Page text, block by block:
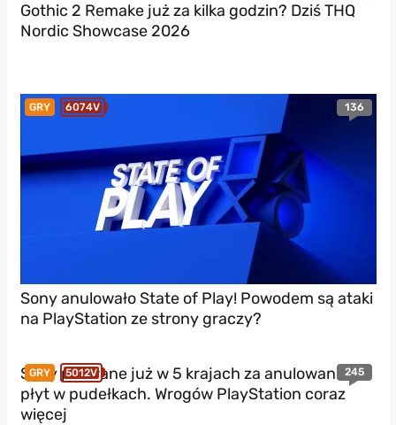
Gothic 2 Remake już za kilka godzin? Dziś THQ
Nordic Showcase 2026
GRY 6074V 136
Sony anulowało State of Play! Powodem są ataki
na PlayStation ze strony graczy?
GRY 5012V 245
Sony pozwane już w 5 krajach za anulowanie
płyt w pudełkach. Wrogów PlayStation coraz
więcej